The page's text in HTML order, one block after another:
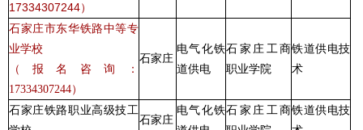
17334307244）
石家庄市东华铁路中等专
业学校
（报名咨询：
17334307244）
石家庄
电气化铁
道供电
石家庄工商
职业学院
铁道供电技
术
石家庄铁路职业高级技工
石家庄
电气化铁石家庄工商铁道供电技